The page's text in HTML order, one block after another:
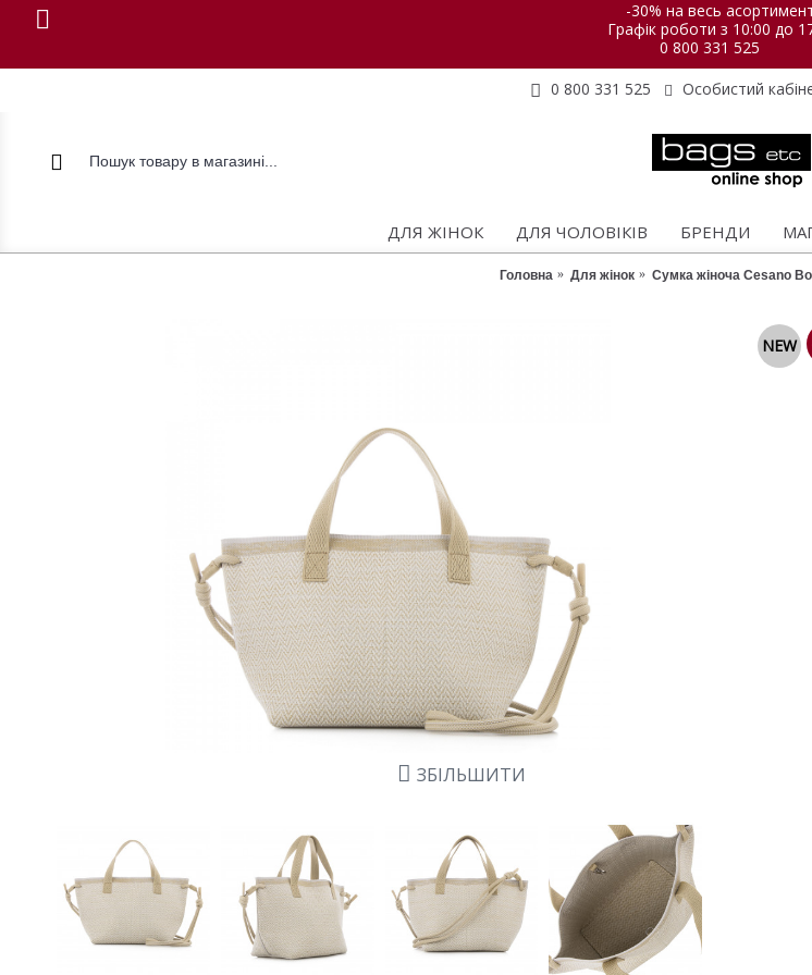
-30% на весь
Графік роботи з 10:00 до
0 800 331 525
0 800 331 525
Особистий
ДЛЯ ЖІНОК ДЛЯ ЧОЛОВІКІВ БРЕНДИ
Головна Для жінок Сумка жіноча Cesano
NEW
ЗБІЛЬШИТИ